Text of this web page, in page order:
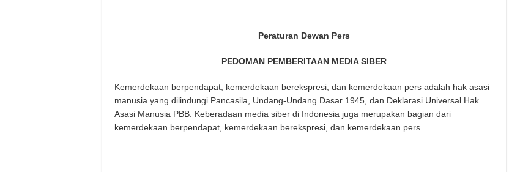
Peraturan Dewan Pers
PEDOMAN PEMBERITAAN MEDIA SIBER
Kemerdekaan berpendapat, kemerdekaan berekspresi, dan kemerdekaan pers adalah hak asasi
manusia yang dilindungi Pancasila, Undang-Undang Dasar 1945, dan Deklarasi Universal Hak
Asasi Manusia PBB. Keberadaan media siber di Indonesia juga merupakan bagian dari
kemerdekaan berpendapat, kemerdekaan berekspresi, dan kemerdekaan pers.